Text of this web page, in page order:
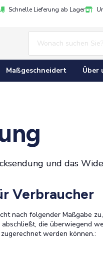
Schnelle Lieferung ab Lager
Maßgeschneidert Über
und das
Verbraucher
nach folgender Maßgabe
die überwiegend
werden können.: